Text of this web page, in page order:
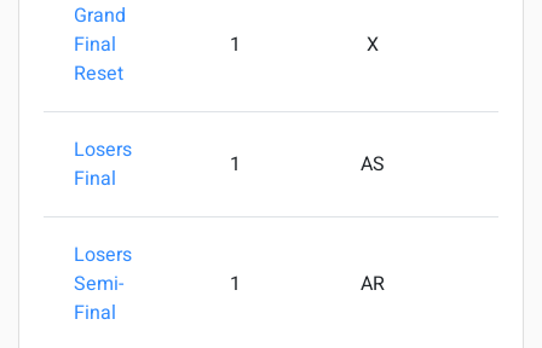
Grand
Final
Reset
1 X
Losers
Final
1 AS
Losers
Semi-
Final
1 AR